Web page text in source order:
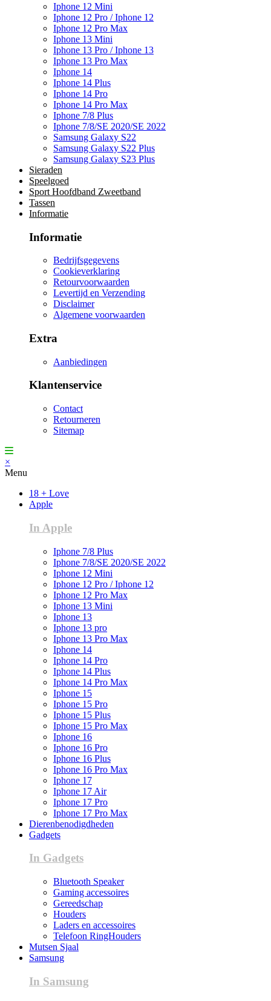
Iphone 12 Mini
Iphone 12 Pro / Iphone 12
Iphone 12 Pro Max
Iphone 13 Mini
Iphone 13 Pro / Iphone 13
Iphone 13 Pro Max
Iphone 14
Iphone 14 Plus
Iphone 14 Pro
Iphone 14 Pro Max
Iphone 7/8 Plus
Iphone 7/8/SE 2020/SE 2022
Samsung Galaxy S22
Samsung Galaxy S22 Plus
Samsung Galaxy S23 Plus
Sieraden
Speelgoed
Sport Hoofdband Zweetband
Tassen
Informatie
Informatie
Bedrijfsgegevens
Cookieverklaring
Retourvoorwaarden
Levertijd en Verzending
Disclaimer
Algemene voorwaarden
Extra
Aanbiedingen
Klantenservice
Contact
Retourneren
Sitemap
×
Menu
18 + Love
Apple
In Apple
Iphone 7/8 Plus
Iphone 7/8/SE 2020/SE 2022
Iphone 12 Mini
Iphone 12 Pro / Iphone 12
Iphone 12 Pro Max
Iphone 13 Mini
Iphone 13
Iphone 13 pro
Iphone 13 Pro Max
Iphone 14
Iphone 14 Pro
Iphone 14 Plus
Iphone 14 Pro Max
Iphone 15
Iphone 15 Pro
Iphone 15 Plus
Iphone 15 Pro Max
Iphone 16
Iphone 16 Pro
Iphone 16 Plus
Iphone 16 Pro Max
Iphone 17
Iphone 17 Air
Iphone 17 Pro
Iphone 17 Pro Max
Dierenbenodigdheden
Gadgets
In Gadgets
Bluetooth Speaker
Gaming accessoires
Gereedschap
Houders
Laders en accessoires
Telefoon RingHouders
Mutsen Sjaal
Samsung
In Samsung